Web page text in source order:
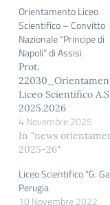
Orientamento Liceo
Scientifico – Convitto
Nazionale “Principe di
Napoli” di Assisi
Prot.
Liceo Scientifico
2025.2026
4 Novembre 2025
In "news
2025-26"
Liceo Scientifico “G.
Perugia
10 Novembre 2022